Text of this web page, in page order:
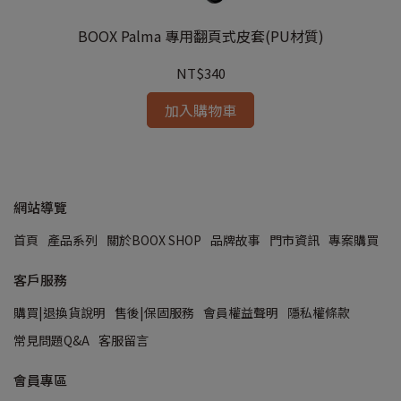
BOOX Palma 專用翻頁式皮套(PU材質)
NT$340
加入購物車
網站導覽
首頁 產品系列 關於BOOX SHOP 品牌故事 門市資訊 專案購買
客戶服務
購買|退換貨說明 售後|保固服務 會員權益聲明 隱私權條款
常見問題Q&A 客服留言
會員專區